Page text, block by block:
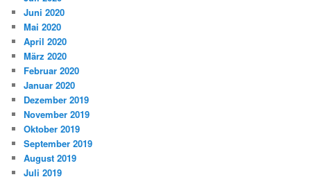
Juni 2020
Mai 2020
April 2020
März 2020
Februar 2020
Januar 2020
Dezember 2019
November 2019
Oktober 2019
September 2019
August 2019
Juli 2019